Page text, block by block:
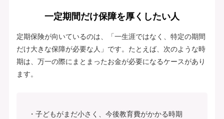
一定期間だけ保障を厚くしたい人
定期保険が向いているのは、「一生涯ではなく、特定の期間
だけ大きな保障が必要な人」です。たとえば、次のような時
期は、万一の際にまとまったお金が必要になるケースがあり
ます。
子どもがまだ小さく、今後教育費がかかる時期